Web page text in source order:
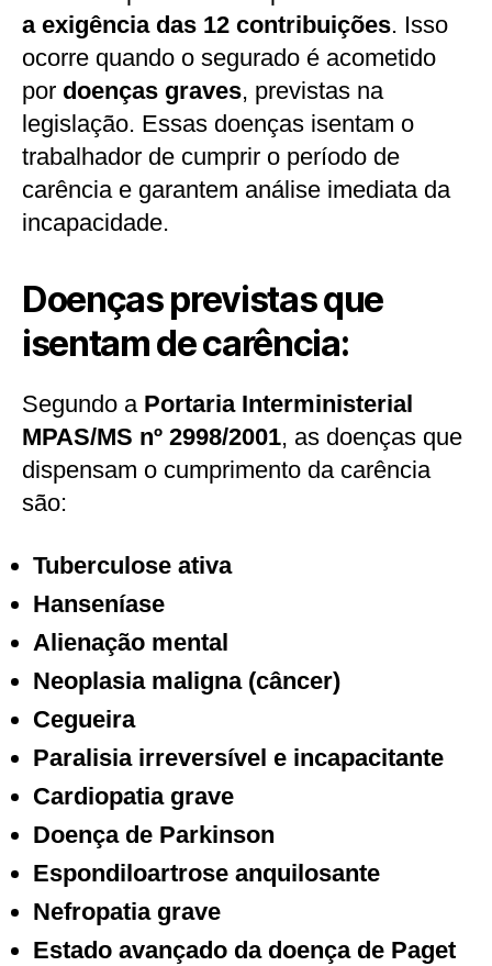
a exigência das 12 contribuições. Isso
ocorre quando o segurado é acometido
por doenças graves, previstas na
legislação. Essas doenças isentam o
trabalhador de cumprir o período de
carência e garantem análise imediata da
incapacidade.
Doenças previstas que
isentam de carência:
Segundo a Portaria Interministerial
MPAS/MS nº 2998/2001, as doenças que
dispensam o cumprimento da carência
são:
Tuberculose ativa
Hanseníase
Alienação mental
Neoplasia maligna (câncer)
Cegueira
Paralisia irreversível e incapacitante
Cardiopatia grave
Doença de Parkinson
Espondiloartrose anquilosante
Nefropatia grave
Estado avançado da doença de Paget